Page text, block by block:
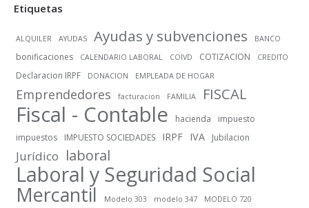
Etiquetas
ALQUILER AYUDAS Ayudas y subvenciones BANCO
bonificaciones CALENDARIO LABORAL COIVD COTIZACION CREDITO
Declaracion IRPF DONACION EMPLEADA DE HOGAR
Emprendedores facturacion FAMILIA FISCAL
Fiscal - Contable hacienda
impuesto
impuestos
IMPUESTO SOCIEDADES IRPF IVA Jubilacion
Jurídico laboral
Laboral y Seguridad Social
Mercantil Modelo 303 modelo 347
MODELO 720